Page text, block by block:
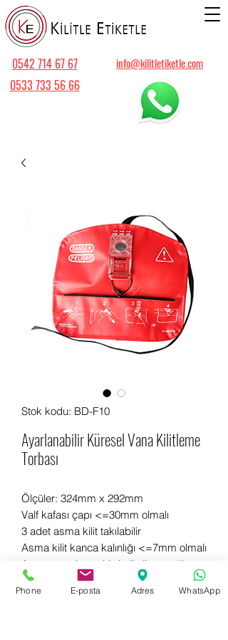
info@kilitletiketle.com
0542 714 67 67
0533 733 56 66
Stok kodu: BD-F10
Ayarlanabilir Küresel Vana Kilitleme
Torbası
Ölçüler: 324mm x 292mm
Valf kafası çapı <=30mm olmalı
3 adet asma kilit takılabilir
Asma kilit kanca kalınlığı <=7mm olmalı
Aşınmaya dayanıklı, kaliteli ve sağlam
malzemeden üretilmiştir
Phone E-posta Adres WhatsApp